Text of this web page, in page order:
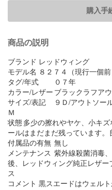
購入手
商品の説明
ブランド	レッドウィング
モデル名	８２７４（現行一個
タグ/年式	０７年
カラー/レザー	ブラックラフア
サイズ/表記	９Ｄ/アウトソー
Ｍ
状態	多少の擦れやヤケ、小キ
ールはまだまだ残っています。
付属品の有無	無し
メンテナンス	紫外線殺菌消毒
後、レッドウィング純正レザ
ス
コメント	黒スエードはウェル